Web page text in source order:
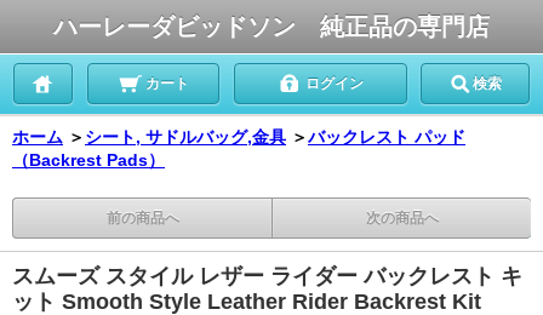
ハーレーダビッドソン 純正品の専門店
カート ログイン 検索
ホーム ＞ シート, サドルバッグ,金具 ＞バックレスト パッド
（Backrest Pads）
前の商品へ 次の商品へ
スムーズ スタイル レザー ライダー バックレスト キ
ット Smooth Style Leather Rider Backrest Kit